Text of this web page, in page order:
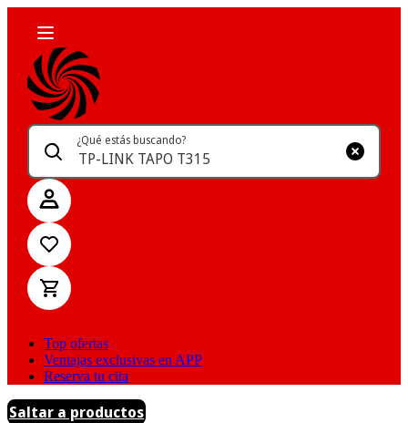
¿Qué estás buscando?
Top ofertas
Ventajas exclusivas en APP
Reserva tu cita
Saltar a productos